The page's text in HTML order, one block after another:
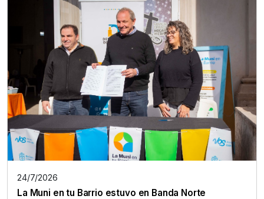
24/7/2026
La Muni en tu Barrio estuvo en Banda Norte